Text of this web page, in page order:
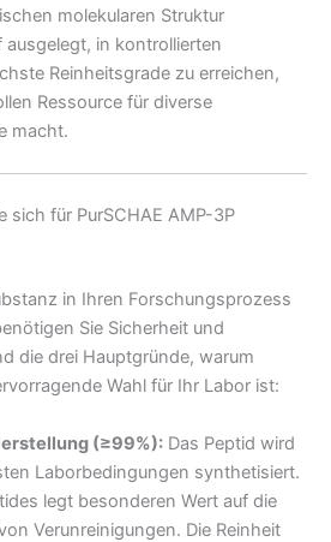
molekularen Struktur
in kontrollierten
Reinheitsgrade zu erreichen,
Ressource für diverse
macht.
sich für PurSCHAE AMP-3P
in Ihren Forschungsprozess
Sie Sicherheit und
die drei Hauptgründe, warum
Wahl für Ihr Labor ist:
(≥99%):Das Peptid wird
Laborbedingungen synthetisiert.
legt besonderen Wert auf die
Verunreinigungen. Die Reinheit